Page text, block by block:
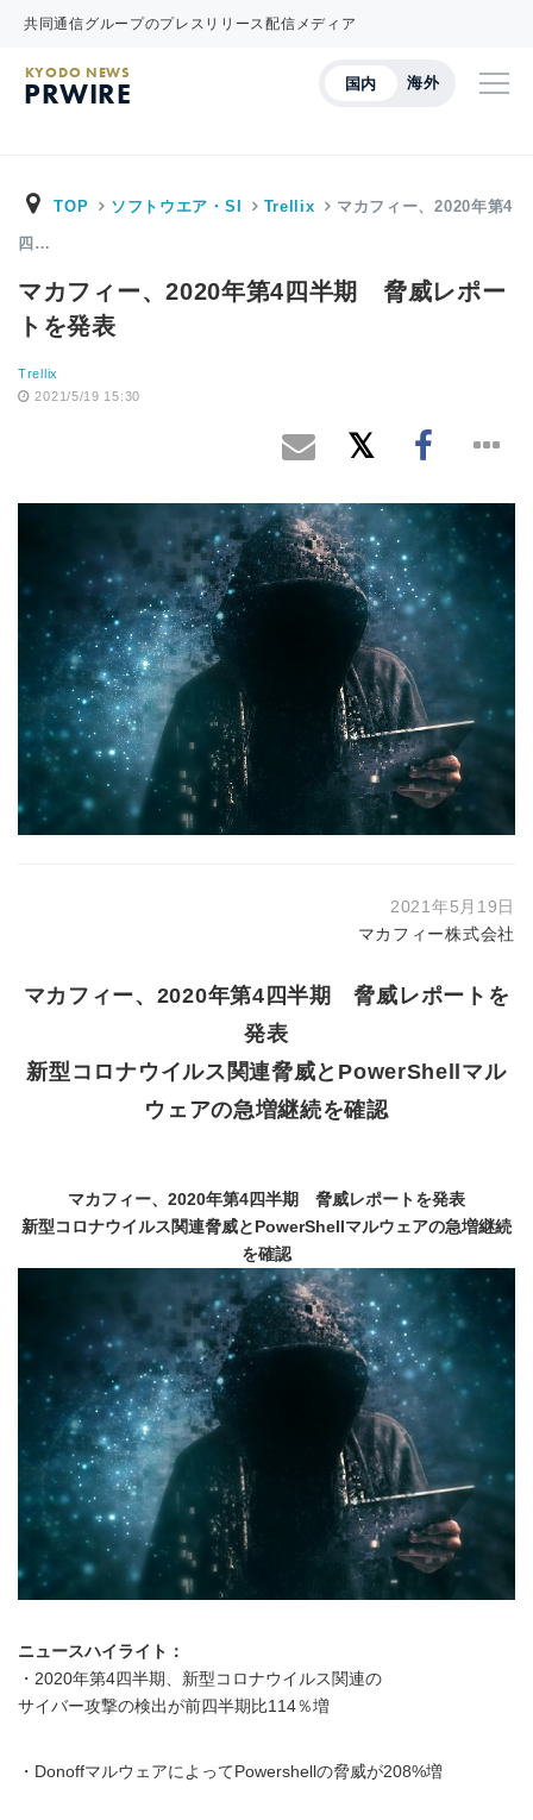
共同通信グループのプレスリリース配信メディア
国内 海外
KYODO NEWS
PRWIRE
TOP ソフトウエア・SI Trellix マカフィー、2020年第4
四…
マカフィー、2020年第4四半期 脅威レポー
トを発表
Trellix
2021/5/19 15:30
2021年5月19日
マカフィー株式会社
マカフィー、2020年第4四半期 脅威レポートを
発表
新型コロナウイルス関連脅威とPowerShellマル
ウェアの急増継続を確認
マカフィー、2020年第4四半期 脅威レポートを発表
新型コロナウイルス関連脅威とPowerShellマルウェアの急増継続
を確認
ニュースハイライト：
・2020年第4四半期、新型コロナウイルス関連の
サイバー攻撃の検出が前四半期比114％増
・DonoffマルウェアによってPowershellの脅威が208%増